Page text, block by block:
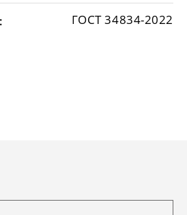
ГОСТ 34834-2022